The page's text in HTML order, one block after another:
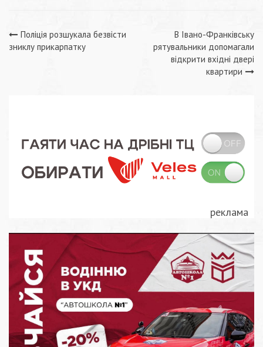
Навігація
Поліція розшукала безвісти
зниклу прикарпатку
В Івано-Франківську
рятувальники допомагали
відкрити вхідні двері
квартири